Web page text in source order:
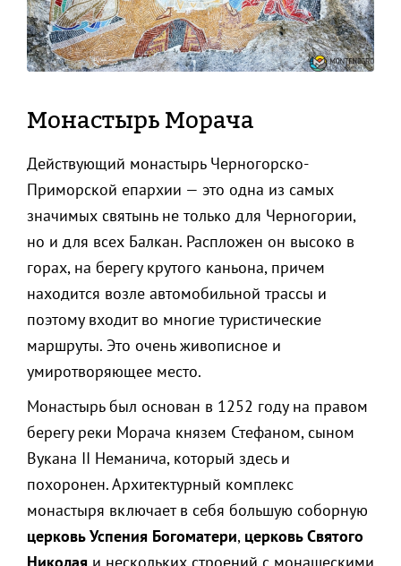
Монастырь Морача
Действующий монастырь Черногорско-
Приморской епархии — это одна из самых
значимых святынь не только для Черногории,
но и для всех Балкан. Распложен он высоко в
горах, на берегу крутого каньона, причем
находится возле автомобильной трассы и
поэтому входит во многие туристические
маршруты. Это очень живописное и
умиротворяющее место.
Монастырь был основан в 1252 году на правом
берегу реки Морача князем Стефаном, сыном
Вукана II Неманича, который здесь и
похоронен. Архитектурный комплекс
монастыря включает в себя большую соборную
церковь Успения Богоматери, церковь Святого